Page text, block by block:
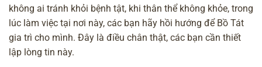
không ai tránh khỏi bệnh tật, khi thân thể không khỏe, trong
lúc làm việc tại nơi này, các bạn hãy hồi hướng để Bồ Tát
gia trì cho mình. Đây là điều chân thật, các bạn cần thiết
lập lòng tin này.